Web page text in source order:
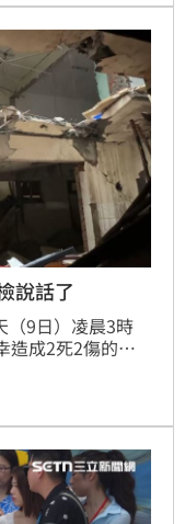
說話了
（9日）凌晨3時
造成2死2傷的慘
保安全無虞後，
能原因，釐清相關